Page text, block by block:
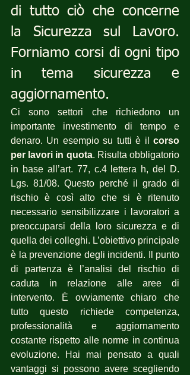
di tutto ciò che concerne
la Sicurezza sul Lavoro.
Forniamo corsi di ogni tipo
in tema sicurezza e
aggiornamento.
Ci sono settori che richiedono un
importante investimento di tempo e
denaro. Un esempio su tutti è il corso
per lavori in quota. Risulta obbligatorio
in base all’art. 77, c.4 lettera h, del D.
Lgs. 81/08. Questo perché il grado di
rischio è così alto che si è ritenuto
necessario sensibilizzare i lavoratori a
preoccuparsi della loro sicurezza e di
quella dei colleghi. L’obiettivo principale
è la prevenzione degli incidenti. Il punto
di partenza è l’analisi del rischio di
caduta in relazione alle aree di
intervento. È ovviamente chiaro che
tutto questo richiede competenza,
professionalità e aggiornamento
costante rispetto alle norme in continua
evoluzione. Hai mai pensato a quali
vantaggi si possono avere scegliendo